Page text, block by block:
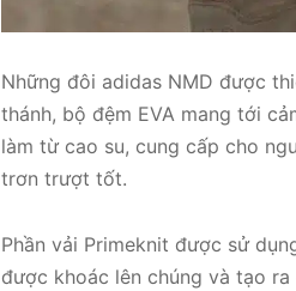
Những đôi adidas NMD được
thánh, bộ đệm EVA mang tới
làm từ cao su, cung cấp cho
trơn trượt tốt.
Phần vải Primeknit được sử
được khoác lên chúng và tạo